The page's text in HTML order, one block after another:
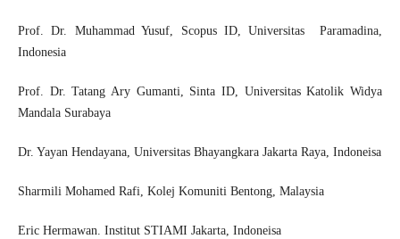
Prof. Dr. Muhammad Yusuf, Scopus ID, Universitas Paramadina,
Indonesia
Prof. Dr. Tatang Ary Gumanti, Sinta ID, Universitas Katolik Widya
Mandala Surabaya
Dr. Yayan Hendayana, Universitas Bhayangkara Jakarta Raya, Indoneisa
Sharmili Mohamed Rafi, Kolej Komuniti Bentong, Malaysia
Eric Hermawan. Institut STIAMI Jakarta, Indoneisa